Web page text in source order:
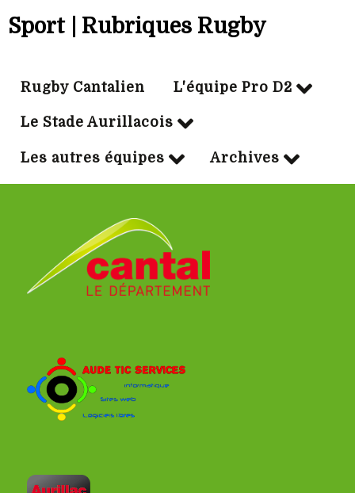
Sport | Rubriques Rugby
Rugby Cantalien L'équipe Pro D2
Le Stade Aurillacois
Les autres équipes Archives